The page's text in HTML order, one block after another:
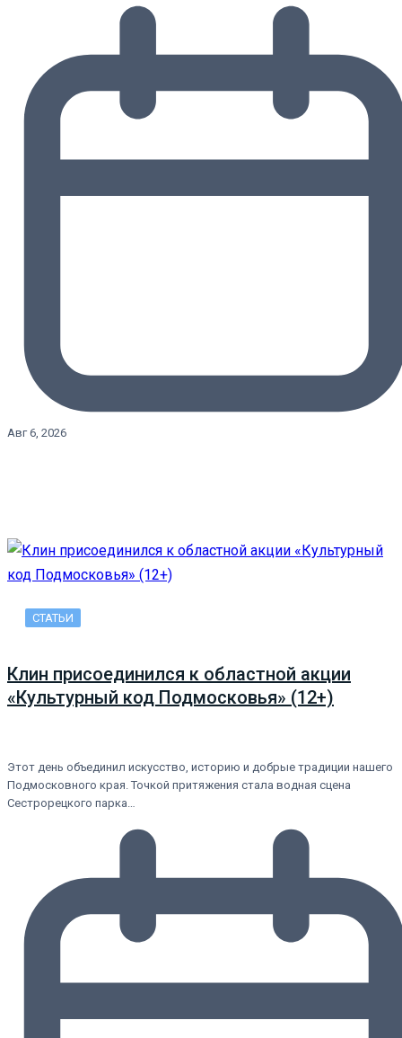
Авг 6, 2026
СТАТЬИ
Клин присоединился к областной акции
«Культурный код Подмосковья» (12+)
Этот день объединил искусство, историю и добрые традиции нашего
Подмосковного края. Точкой притяжения стала водная сцена
Сестрорецкого парка…